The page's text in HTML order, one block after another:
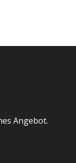
Angebot.